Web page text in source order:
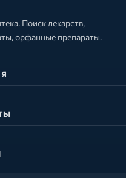
Поиск лекарств,
орфанные препараты.